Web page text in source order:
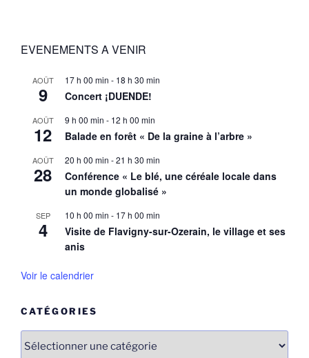
EVENEMENTS A VENIR
AOÛT
9
17 h 00 min - 18 h 30 min
Concert ¡DUENDE!
AOÛT
12
9 h 00 min - 12 h 00 min
Balade en forêt « De la graine à l’arbre »
AOÛT
28
20 h 00 min -21 h 30 min
Conférence « Le blé, une céréale locale dans
un monde globalisé »
SEP
4
10 h 00 min - 17 h 00 min
Visite de Flavigny-sur-Ozerain, le village et ses
anis
Voir le calendrier
CATÉGORIES